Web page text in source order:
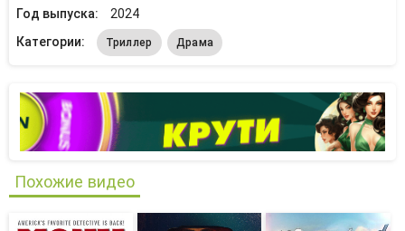
Год выпуска:
2024
Категории:
Триллер Драма
Похожие видео